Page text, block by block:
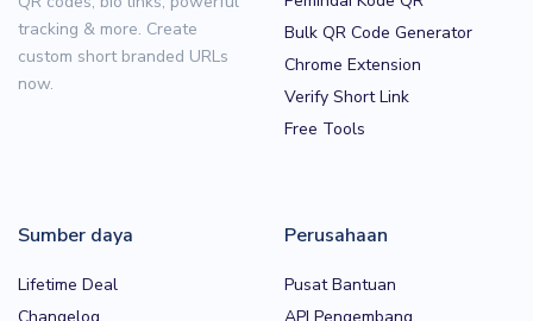
tracking & more. Create
custom short branded URLs
now.
Bulk QR Code Generator
Chrome Extension
Verify Short Link
Free Tools
Sumber daya
Lifetime Deal
Perusahaan
Pusat Bantuan